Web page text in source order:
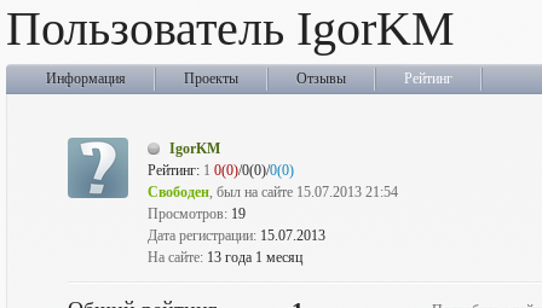
Пользователь IgorKM
Информация Проекты Отзывы Рейтинг
IgorKM
Рейтинг: 1 0(0)/0(0)/0(0)
Свободен, был на сайте 15.07.2013 21:54
Просмотров: 19
Дата регистрации: 15.07.2013
На сайте: 13 года 1 месяц